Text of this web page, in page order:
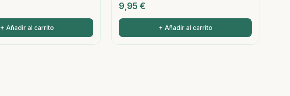
+ Añadir al carrito
9,95 €
+ Añadir al carrito